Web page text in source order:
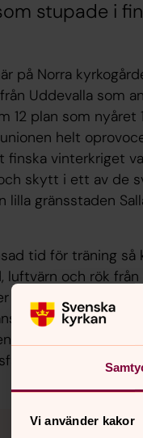
Vi använder kakor
stupade i
på Norra
Uddevalla som
12 plan som
helt
finska vinterkriget
skytt i ett av de
lilla gränsstaden
tid för träning
luftvärn och rök
sjön Märkäjärvi och
kropp hittades
många gravar.